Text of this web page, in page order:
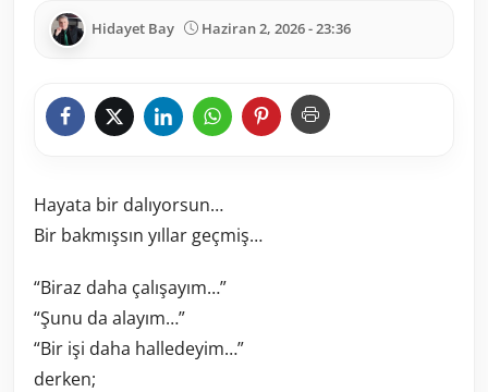
Hidayet Bay Haziran 2, 2026 - 23:36
Hayata bir dalıyorsun…
Bir bakmışsın yıllar geçmiş…
“Biraz daha çalışayım…”
“Şunu da alayım…”
“Bir işi daha halledeyim…”
derken;